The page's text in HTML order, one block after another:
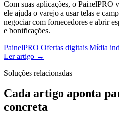
Com suas aplicações, o PainelPRO
ele ajuda o varejo a usar telas e
negociar com fornecedores e abrir
e bonificações.
PainelPRO Ofertas digitais Mídia
Ler artigo →
Soluções relacionadas
Cada artigo aponta
concreta